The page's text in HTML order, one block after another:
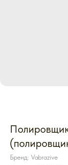
Бренд: Vabrazive